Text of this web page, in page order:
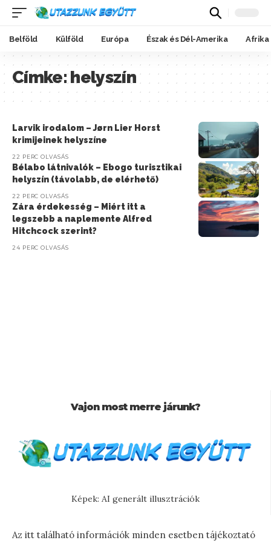
Belföld Külföld Európa Észak és Dél-Amerika Afrika
Címke:helyszín
Larvik irodalom – Jørn Lier Horst
krimijeinek helyszíne
22 PERC OLVASÁS
Bélabo látnivalók – Ebogo turisztikai
helyszín (távolabb, de elérhető)
22 PERC OLVASÁS
Zára érdekesség – Miért itt a
legszebb a naplemente Alfred
Hitchcock szerint?
24 PERC OLVASÁS
Vajon most merre járunk?
Képek: AI generált illusztrációk
Az itt található információk minden esetben tájékoztató